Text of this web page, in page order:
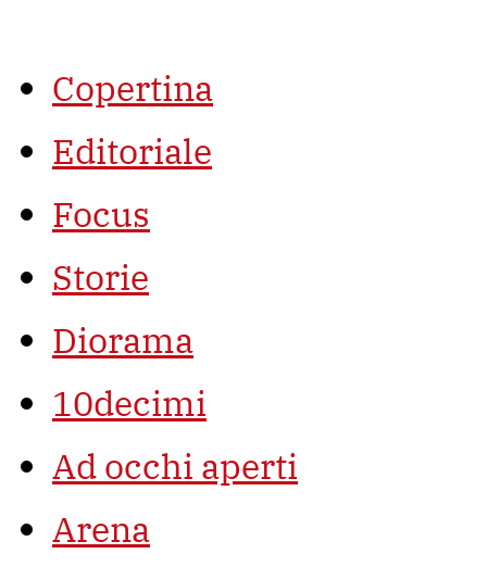
Copertina
Editoriale
Focus
Storie
Diorama
10decimi
Ad occhi aperti
Arena